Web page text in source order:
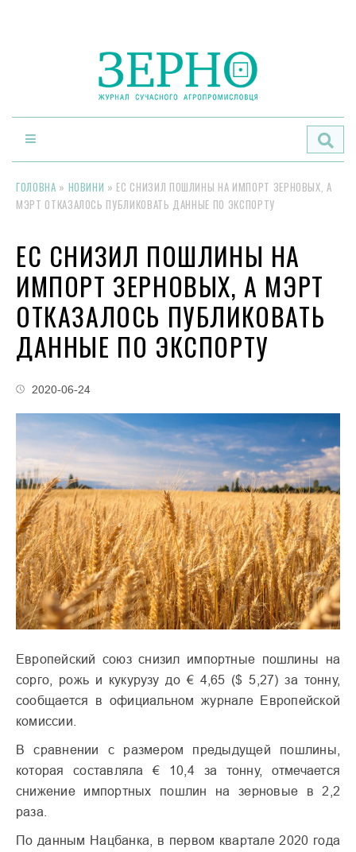
ГОЛОВНА » НОВИНИ » ЕС СНИЗИЛ ПОШЛИНЫ НА ИМПОРТ ЗЕРНОВЫХ, А
МЭРТ ОТКАЗАЛОСЬ ПУБЛИКОВАТЬ ДАННЫЕ ПО ЭКСПОРТУ
ЕС СНИЗИЛ ПОШЛИНЫ НА
ИМПОРТ ЗЕРНОВЫХ, А МЭРТ
ОТКАЗАЛОСЬ ПУБЛИКОВАТЬ
ДАННЫЕ ПО ЭКСПОРТУ
2020-06-24
Европейский союз снизил импортные пошлины на
сорго, рожь и кукурузу до € 4,65 ($ 5,27) за тонну,
сообщается в официальном журнале Европейской
комиссии.
В сравнении с размером предыдущей пошлины,
которая составляла € 10,4 за тонну, отмечается
снижение импортных пошлин на зерновые в 2,2
раза.
По данным Нацбанка, в первом квартале 2020 года